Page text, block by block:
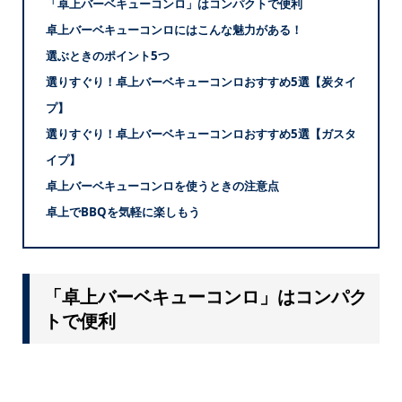
「卓上バーベキューコンロ」はコンパクトで便利
卓上バーベキューコンロにはこんな魅力がある！
選ぶときのポイント5つ
選りすぐり！卓上バーベキューコンロおすすめ5選【炭タイ
プ】
選りすぐり！卓上バーベキューコンロおすすめ5選【ガスタ
イプ】
卓上バーベキューコンロを使うときの注意点
卓上でBBQを気軽に楽しもう
「卓上バーベキューコンロ」はコンパク
トで便利